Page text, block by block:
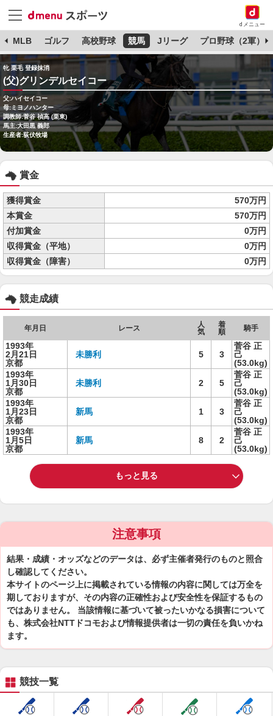
dメニュー
MLB ゴルフ 高校野球 競馬 Jリーグ プロ野球（2軍）
牝 栗毛 登録抹消
(父)グリンデルセイコー
父:ハイセイコー
母:ミヨノハンター
調教師:菅谷 禎高 (栗東)
馬主:大田黒 義郎
生産者:荻伏牧場
賞金
獲得賞金
570万円
本賞金
570万円
付加賞金
0万円
収得賞金（平地）
0万円
収得賞金（障害）
0万円
競走成績
年月日 レース
人
気
着
順
騎手
1993年
2月21日
京都
未勝利 5 3
菅谷 正
己
(53.0kg)
1993年
1月30日
京都
未勝利 2 5
菅谷 正
己
(53.0kg)
1993年
1月23日
京都
新馬 1 3
菅谷 正
己
(53.0kg)
1993年
1月5日
京都
新馬 8 2
菅谷 正
己
(53.0kg)
もっと見る
注意事項
結果・成績・オッズなどのデータは、必ず主催者発行のものと照合
し確認してください。
本サイトのページ上に掲載されている情報の内容に関しては万全を
期しておりますが、その内容の正確性および安全性を保証するもの
ではありません。 当該情報に基づいて被ったいかなる損害について
も、株式会社NTTドコモおよび情報提供者は一切の責任を負いかね
ます。
競技一覧